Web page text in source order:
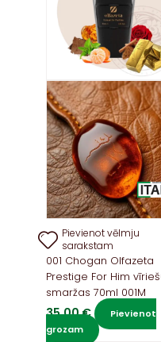
Pievienot vēlmju
sarakstam
001 Chogan Olfazeta
Prestige For Him
smaržas 70ml 001M
35,00€
Pievienot
grozam